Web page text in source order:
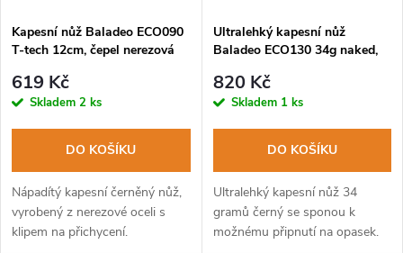
Kapesní nůž Baladeo ECO090
T-tech 12cm, čepel nerezová
619 Kč
Skladem 2 ks
DO KOŠÍKU
Nápadítý kapesní černěný nůž,
vyrobený z nerezové oceli s
klipem na přichycení.
Ultralehký kapesní nůž
Baladeo ECO130 34g naked,
krabička
820 Kč
Skladem 1 ks
DO KOŠÍKU
Ultralehký kapesní nůž 34
gramů černý se sponou k
možnému připnutí na opasek.